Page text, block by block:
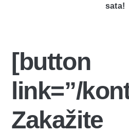
sata!
[button
link=”/
Zakažite